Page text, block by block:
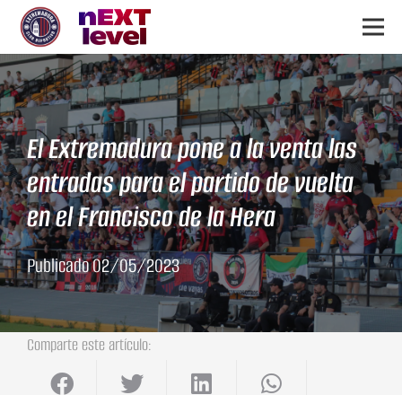
El Extremadura pone a la venta las
entradas para el partido de vuelta
en el Francisco de la Hera
Publicado02/05/2023
Comparte este artículo: